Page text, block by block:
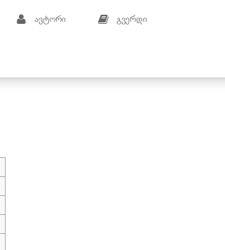
ავტორი გვერდი